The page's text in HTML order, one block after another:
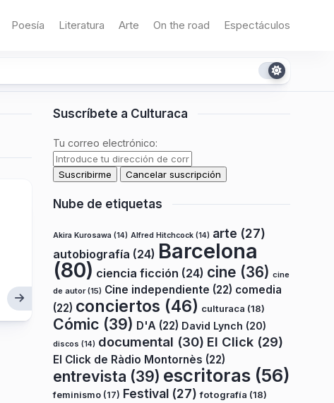
Poesía Literatura Arte On the road Espectáculos
Suscríbete a Culturaca
Tu correo electrónico:
Nube de etiquetas
Akira Kurosawa (14) Alfred Hitchcock (14) arte (27)
autobiografía (24) Barcelona
(80) ciencia ficción (24) cine (36) cine
de autor(15) Cine independiente (22) comedia
(22) conciertos (46) culturaca (18)
Cómic (39) D'A (22) David Lynch (20)
discos (14) documental (30) El Click (29)
El Click de Ràdio Montornès (22)
entrevista (39) escritoras (56)
feminismo (17) Festival (27) fotografía (18)